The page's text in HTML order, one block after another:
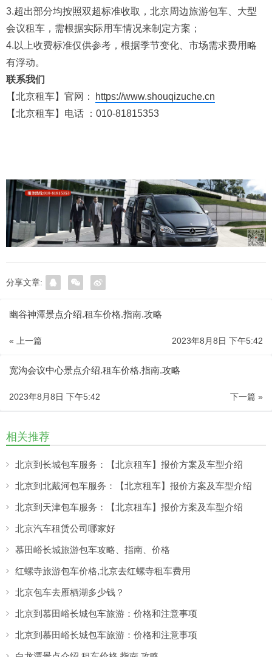
3.超出部分均按照双超标准收取，北京周边旅游包车、大型
会议租车，需根据实际用车情况来制定方案；
4.以上收费标准仅供参考，根据季节变化、市场需求费用略
有浮动。
联系我们
【北京租车】官网：
https://www.shouqizuche.cn
【北京租车】电话 ：010-81815353
分享文章:
幽谷神潭景点介绍.租车价格.指南.攻略
« 上一篇 2023年8月8日 下午5:42
宽沟会议中心景点介绍.租车价格.指南.攻略
下一篇 »
2023年8月8日 下午5:42
相关推荐
北京到长城包车服务：【北京租车】报价方案及车型介绍
北京到北戴河包车服务：【北京租车】报价方案及车型介绍
北京到天津包车服务：【北京租车】报价方案及车型介绍
北京汽车租赁公司哪家好
慕田峪长城旅游包车攻略、指南、价格
红螺寺旅游包车价格,北京去红螺寺租车费用
北京包车去雁栖湖多少钱？
北京到慕田峪长城包车旅游：价格和注意事项
北京到慕田峪长城包车旅游：价格和注意事项